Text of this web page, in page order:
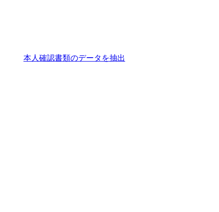
本人確認書類のデータを抽出